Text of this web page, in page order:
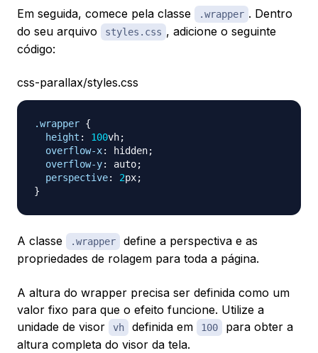
Em seguida, comece pela classe .wrapper . Dentro
do seu arquivo
styles.css , adicione o seguinte
código:
css-parallax/styles.css
.wrapper {
height : 100vh;
overflow-x: hidden;
overflow-y: auto;
perspective: 2px;
}
A classe .wrapper
define a perspectiva e as
propriedades de rolagem para toda a página.
A altura do wrapper precisa ser definida como um
valor fixo para que o efeito funcione. Utilize a
unidade de visor
vh definida em 100
para obter a
altura completa do visor da tela.